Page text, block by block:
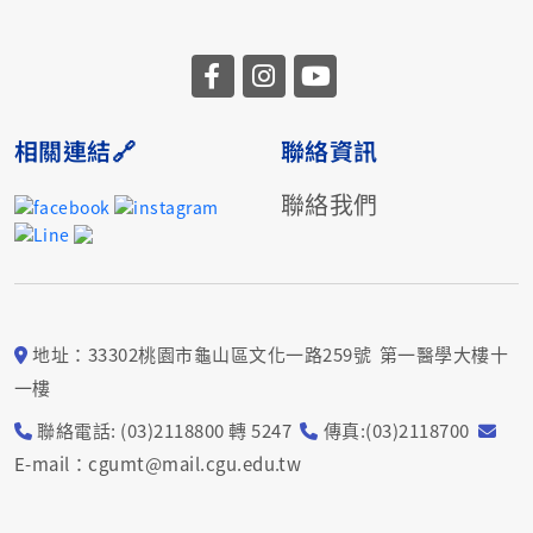
相關連結🔗
聯絡資訊
聯絡我們
地址：33302桃園市龜山區文化一路259號 第一醫學大樓十
一樓
聯絡電話: (03)2118800 轉 5247
傳真:(03)2118700
E-mail：cgumt@mail.cgu.edu.tw